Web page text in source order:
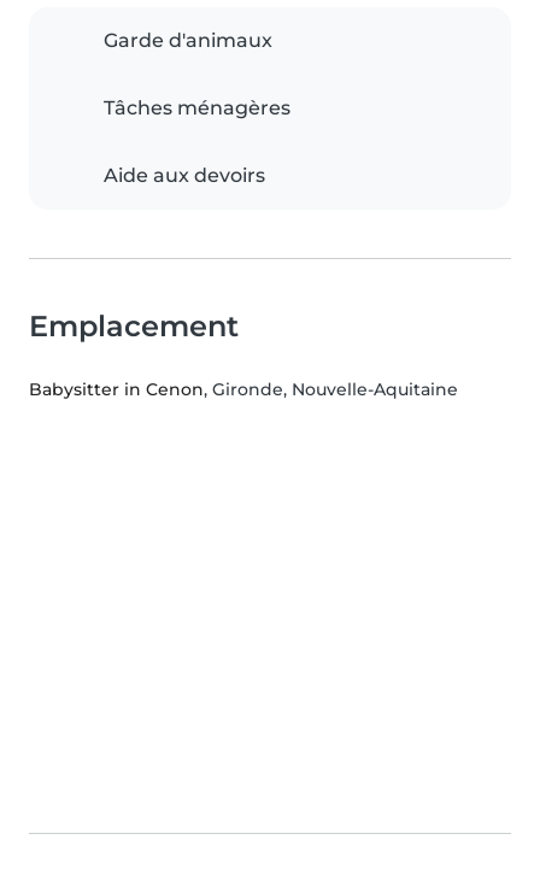
Garde d'animaux
Tâches ménagères
Aide aux devoirs
Emplacement
Babysitter in Cenon, Gironde, Nouvelle-Aquitaine